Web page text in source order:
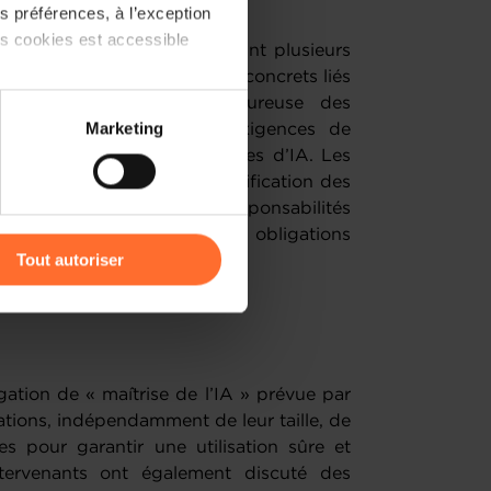
préférences, à l’exception
cookies est accessible
sur les réseaux
être affectées en
Marketing
Tout autoriser
interactive réunissant plusieurs
ont porté sur les défis concrets liés
la sélection rigoureuse des
ainsi que les exigences de
l’utilisation de systèmes d’IA. Les
relatifs à la classification des
répartition précise des responsabilités
de ces nouvelles obligations
des entreprises.
de « maîtrise de l’IA » prévue par
indépendamment de leur taille, de
pour garantir une utilisation sûre et
ont également discuté des